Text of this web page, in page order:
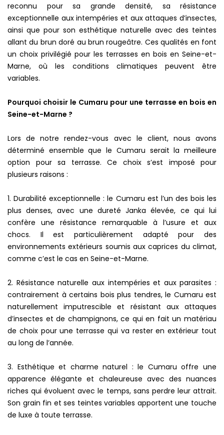
reconnu pour sa grande densité, sa résistance
exceptionnelle aux intempéries et aux attaques d’insectes,
ainsi que pour son esthétique naturelle avec des teintes
allant du brun doré au brun rougeâtre. Ces qualités en font
un choix privilégié pour les terrasses en bois en Seine-et-
Marne, où les conditions climatiques peuvent être
variables.
Pourquoi choisir le Cumaru pour une terrasse en bois en
Seine-et-Marne ?
Lors de notre rendez-vous avec le client, nous avons
déterminé ensemble que le Cumaru serait la meilleure
option pour sa terrasse. Ce choix s’est imposé pour
plusieurs raisons :
1. Durabilité exceptionnelle : le Cumaru est l’un des bois les
plus denses, avec une dureté Janka élevée, ce qui lui
confère une résistance remarquable à l’usure et aux
chocs. Il est particulièrement adapté pour des
environnements extérieurs soumis aux caprices du climat,
comme c’est le cas en Seine-et-Marne.
2. Résistance naturelle aux intempéries et aux parasites :
contrairement à certains bois plus tendres, le Cumaru est
naturellement imputrescible et résistant aux attaques
d’insectes et de champignons, ce qui en fait un matériau
de choix pour une terrasse qui va rester en extérieur tout
au long de l’année.
3. Esthétique et charme naturel : le Cumaru offre une
apparence élégante et chaleureuse avec des nuances
riches qui évoluent avec le temps, sans perdre leur attrait.
Son grain fin et ses teintes variables apportent une touche
de luxe à toute terrasse.